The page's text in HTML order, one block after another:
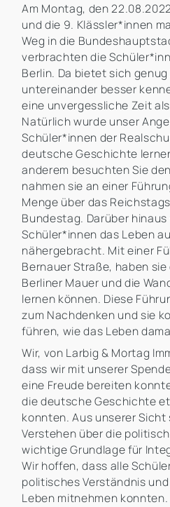
Am Montag, den
und die 9. Klässler*innen
Weg in die
verbrachten die
Berlin. Da bietet sich
untereinander besser
eine unvergessliche Zeit
Natürlich wurde unser
Schüler*innen der
deutsche Geschichte
anderem besuchten Sie
nahmen sie an einer
Menge über das
Bundestag. Darüber
Schüler*innen das Leben
nähergebracht. Mit einer
Bernauer Straße, haben
Berliner Mauer und die
lernen können. Diese
zum Nachdenken und sie
führen, wie das Leben
Wir, von Larbig & Mortag
dass wir mit unserer
eine Freude bereiten
die deutsche Geschichte
konnten. Aus unserer Sicht
Verstehen über die
wichtige Grundlage für
Wir hoffen, dass alle
politisches Verständnis
Leben mitnehmen konnten.